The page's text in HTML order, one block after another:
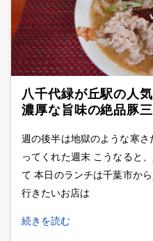
八千代緑が丘駅の人
濃厚な旨味の絶品豚
週の後半は地獄のような寒
ってくれた週末 こうなると
て 本日のランチは千葉市か
行きたいお店は
続きを読む